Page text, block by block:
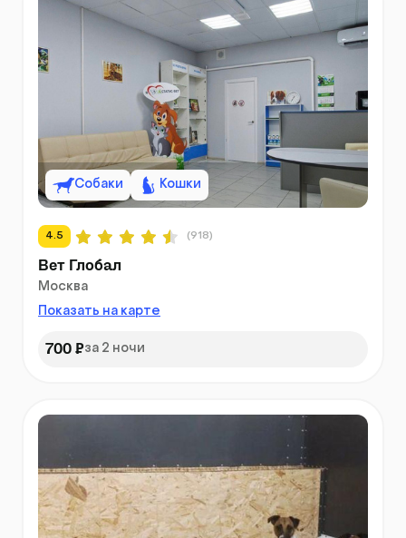
Собаки Кошки
4.5 (918)
Вет Глобал
Москва
Показать на карте
700 ₽за 2 ночи